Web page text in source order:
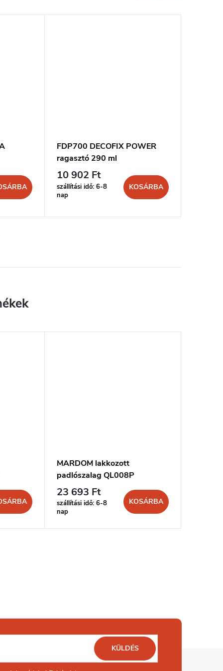
FDP700 DECOFIX POWER
ragasztó 290 ml
10 902 Ft
szállítási idő: 6-8
nap
KOSÁRBA
MARDOM lakkozott
padlószalag QL008P
23 693 Ft
szállítási idő: 6-8
nap
KOSÁRBA
KÜLDÉS